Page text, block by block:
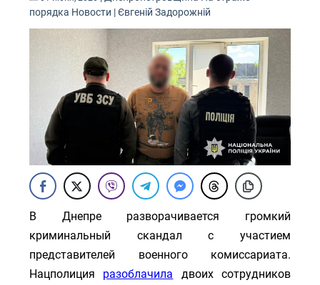
порядка Новости |Євгеній Задорожній
В Днепре разворачивается громкий
криминальный скандал с участием
представителей военного комиссариата.
Нацполиция разоблачила двоих сотрудников